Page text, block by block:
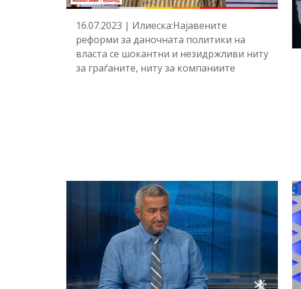
16.07.2023 | Илиеска:Најавените
реформи за даночната политики на
власта се шокантни и незидржливи ниту
за граѓаните, ниту за компаниите